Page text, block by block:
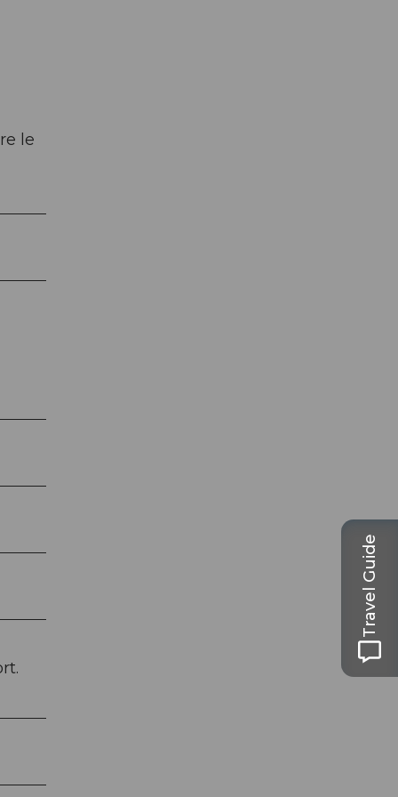
le
Travel Guide